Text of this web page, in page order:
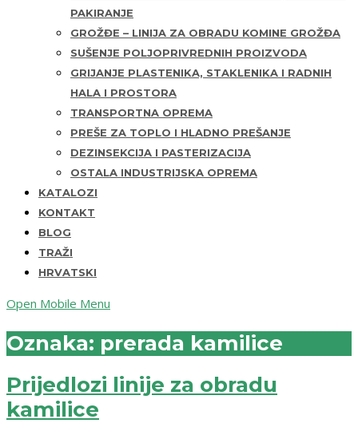
PAKIRANJE
GROŽĐE – LINIJA ZA OBRADU KOMINE GROŽĐA
SUŠENJE POLJOPRIVREDNIH PROIZVODA
GRIJANJE PLASTENIKA, STAKLENIKA I RADNIH
HALA I PROSTORA
TRANSPORTNA OPREMA
PREŠE ZA TOPLO I HLADNO PREŠANJE
DEZINSEKCIJA I PASTERIZACIJA
OSTALA INDUSTRIJSKA OPREMA
KATALOZI
KONTAKT
BLOG
TRAŽI
HRVATSKI
Open Mobile Menu
Oznaka: prerada kamilice
Prijedlozi linije za obradu
kamilice